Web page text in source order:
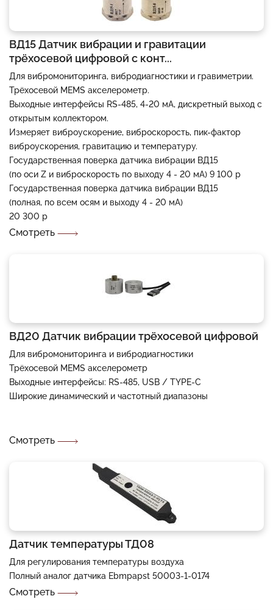
ВД15 Датчик вибрации и гравитации
трёхосевой цифровой с конт...
Для вибромониторинга, вибродиагностики и гравиметрии.
Трёхосевой MEMS акселерометр.
Выходные интерфейсы RS-485, 4-20 мА, дискретный выход с
открытым коллектором.
Измеряет виброускорение, виброскорость, пик-фактор
виброускорения, гравитацию и температуру.
Государственная поверка датчика вибрации ВД15
(по оси Z и виброскорость по выходу 4 - 20 мА) 9 100 р
Государственная поверка датчика вибрации ВД15
(полная, по всем осям и выходу 4 - 20 мА)
20 300 р
Смотреть
ВД20 Датчик вибрации трёхосевой цифровой
Для вибромониторинга и вибродиагностики
Трёхосевой MEMS акселерометр
Выходные интерфейсы: RS-485, USB / TYPE-C
Широкие динамический и частотный диапазоны
Смотреть
Датчик температуры ТД08
Для регулирования температуры воздуха
Полный аналог датчика Ebmpapst 50003-1-0174
Смотреть